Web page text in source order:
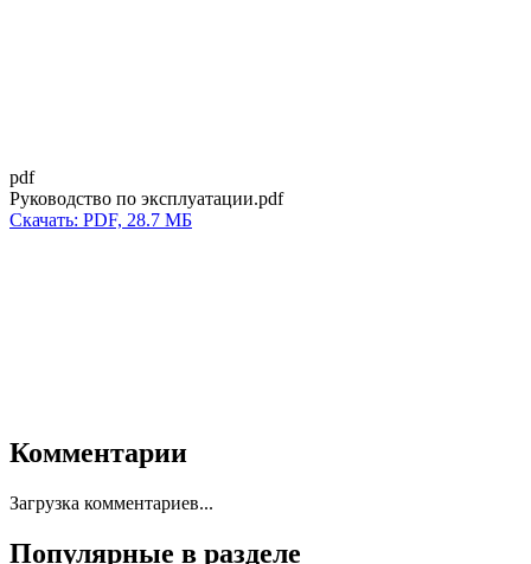
pdf
Руководство по эксплуатации.pdf
Скачать: PDF, 28.7 МБ
Комментарии
Загрузка комментариев...
Популярные в разделе